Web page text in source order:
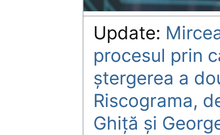
Update:
procesul prin
ștergerea a
Riscograma,
Ghiță și